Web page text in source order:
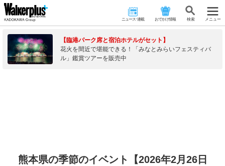
ニュース･連載 おでかけ情報 検 索 メニュー
【臨港パーク席と宿泊ホテルがセット】
花火を間近で堪能できる！「みなとみらいフェスティバ
ル」鑑賞ツアーを販売中
熊本県の季節のイベント【2026年2月26日